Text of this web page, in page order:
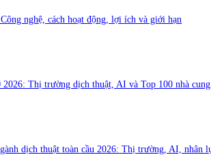
nghệ, cách hoạt động, lợi ích và giới hạn
2026: Thị trường dịch thuật, AI và Top 100 nhà cung
dịch thuật toàn cầu 2026: Thị trường, AI, nhân